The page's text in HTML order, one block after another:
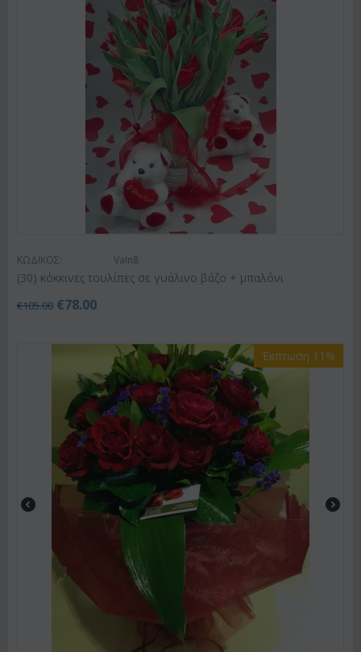
ΚΩΔΙΚΟΣ: Valn8
(30) κόκκινες τουλίπες σε γυάλινο βάζο + μπαλόνι
€105.00 €78.00
Έκπτωση 11%